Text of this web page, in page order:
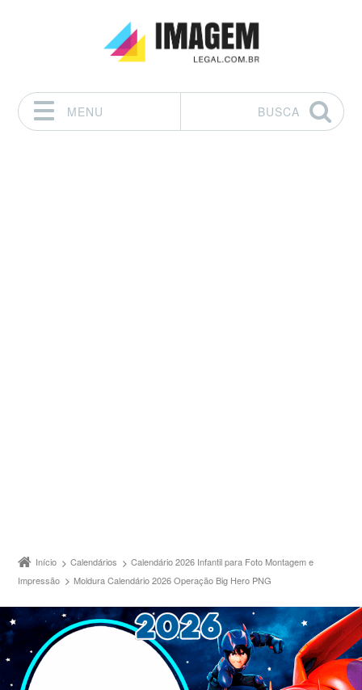
MENU
BUSCA
Início Calendários
Calendário 2026 Infantil para Foto Montagem e
Impressão
Moldura Calendário 2026 Operação Big Hero PNG